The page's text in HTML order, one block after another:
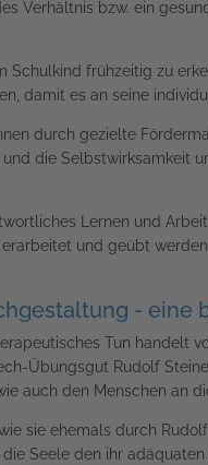
Verhältnis bzw. ein
Schulkind frühzeitig zu
damit es an seine
durch gezielte
die Selbstwirksamkeit
Lernen und
und geübt werden.
- eine
Tun handelt
Übungsgut Rudolf
auch den Menschen an
sie ehemals durch
Seele den ihr